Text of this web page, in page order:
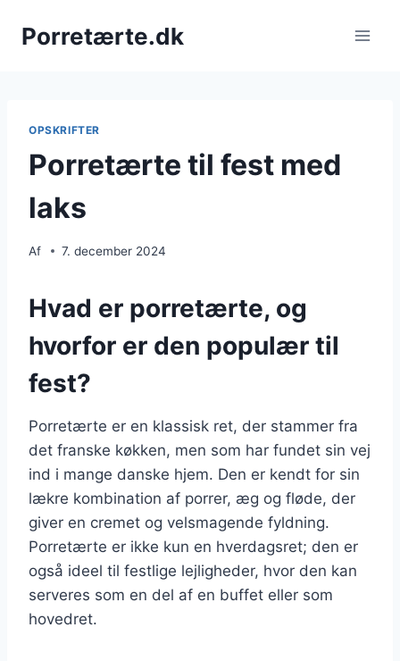
Porretærte.dk
OPSKRIFTER
Porretærte til fest med
laks
Af 7. december 2024
Hvad er porretærte, og
hvorfor er den populær til
fest?
Porretærte er en klassisk ret, der stammer fra
det franske køkken, men som har fundet sin vej
ind i mange danske hjem. Den er kendt for sin
lækre kombination af porrer, æg og fløde, der
giver en cremet og velsmagende fyldning.
Porretærte er ikke kun en hverdagsret; den er
også ideel til festlige lejligheder, hvor den kan
serveres som en del af en buffet eller som
hovedret.